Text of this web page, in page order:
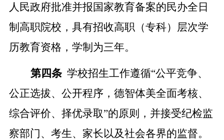
人民政府批准并报国家教育备案的民办全日
制高职院校 ，具有招收高职 （专科） 层次学
历教育资格 ， 学制为三年。
第四条 学校招生工作遵循“公平竞争、
公正选拔、公开程序，德智体美全面考核、
综合评价、择优录取”的原则，并接受纪检监
察部门、考生、家长以及社会各界的监督。